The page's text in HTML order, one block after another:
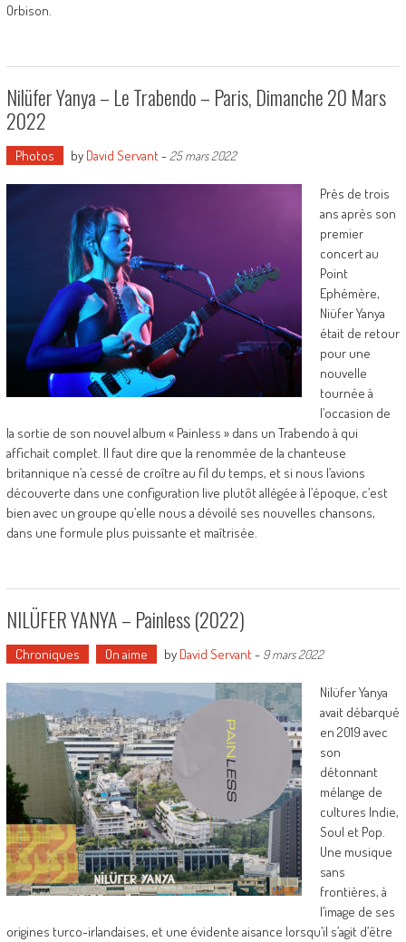
Orbison.
Nilüfer Yanya – Le Trabendo – Paris, Dimanche 20 Mars
2022
Photos by David Servant- 25 mars 2022
Près de trois
ans après son
premier
concert au
Point
Ephémère,
Niüfer Yanya
était de retour
pour une
nouvelle
tournée à
l’occasion de
la sortie de son nouvel album « Painless » dans un Trabendo à qui
affichait complet. Il faut dire que la renommée de la chanteuse
britannique n’a cessé de croître au fil du temps, et si nous l’avions
découverte dans une configuration live plutôt allégée à l’époque, c’est
bien avec un groupe qu’elle nous a dévoilé ses nouvelles chansons,
dans une formule plus puissante et maîtrisée.
NILÜFER YANYA – Painless (2022)
Chroniques On aime by David Servant- 9 mars 2022
Nilüfer Yanya
avait débarqué
en 2019 avec
son
détonnant
mélange de
cultures Indie,
Soul et Pop.
Une musique
sans
frontières, à
l’image de ses
origines turco-irlandaises, et une évidente aisance lorsqu’il s’agit d’être